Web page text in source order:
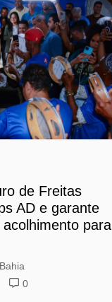
de Freitas
AD e garante
para
0